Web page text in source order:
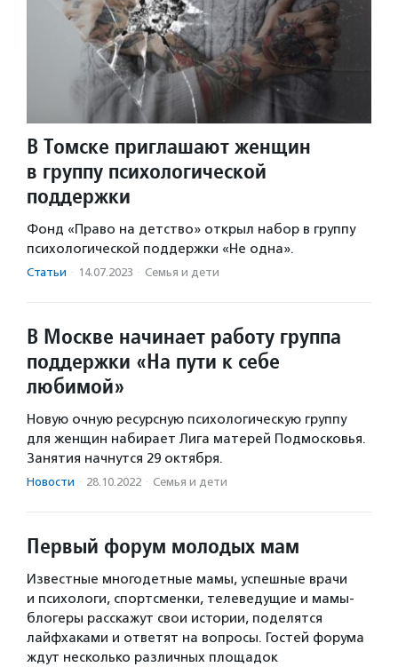
В Томске приглашают женщин
в группу психологической
поддержки
Фонд «Право на детство» открыл набор в группу
психологической поддержки «Не одна».
Статьи · 14.07.2023 · Семья и дети
В Москве начинает работу группа
поддержки «На пути к себе
любимой»
Новую очную ресурсную психологическую группу
для женщин набирает Лига матерей Подмосковья.
Занятия начнутся 29 октября.
Новости · 28.10.2022 · Семья и дети
Первый форум молодых мам
Известные многодетные мамы, успешные врачи
и психологи, спортсменки, телеведущие и мамы-
блогеры расскажут свои истории, поделятся
лайфхаками и ответят на вопросы. Гостей форума
ждут несколько различных площадок